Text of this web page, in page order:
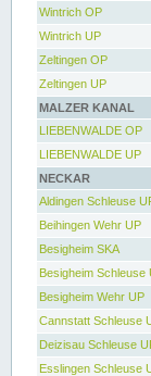
Wintrich OP
Wintrich UP
Zeltingen OP
Zeltingen UP
MALZER KANAL
LIEBENWALDE OP
LIEBENWALDE UP
NECKAR
Aldingen Schleuse
Beihingen Wehr UP
Besigheim SKA
Besigheim Schleuse
Besigheim Wehr UP
Cannstatt Schleuse
Deizisau Schleuse
Esslingen Schleuse